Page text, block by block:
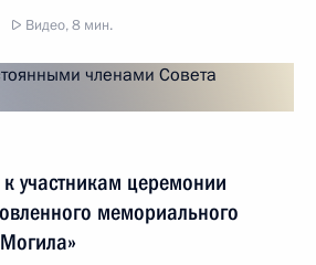
Видео, 8 мин.
участникам церемонии
мемориального